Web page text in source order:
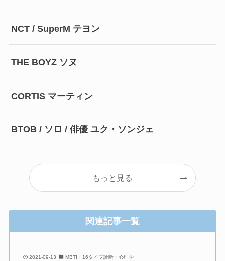
NCT / SuperM テヨン
THE BOYZ ソヌ
CORTIS マーティン
BTOB / ソロ / 俳優 ユク・ソンジェ
もっと見る
関連記事一覧
2021-09-13 MBTI・16タイプ診断・心理学